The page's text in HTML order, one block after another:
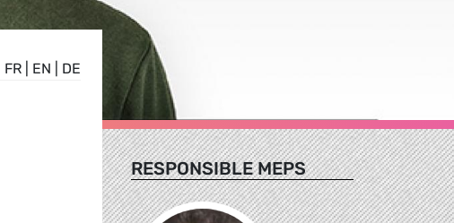
FR EN DE
RESPONSIBLE MEPS